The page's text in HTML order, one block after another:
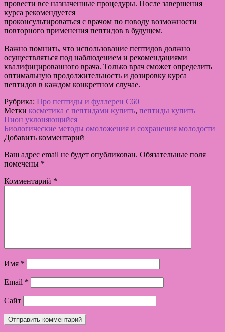
провести все назначенные процедуры. После завершения
курса рекомендуется
проконсультироваться с врачом по поводу возможности
повторного применения пептидов в будущем.
Важно помнить, что использование пептидов должно
осуществляться под наблюдением и рекомендациями
квалифицированного врача. Только врач сможет определить
оптимальную продолжительность и дозировку курса
пептидов в каждом конкретном случае.
Рубрика: Про пептиды и фуллерен C60
Метки косметика с пептидами купить, пептиды купить
Навигация
по
Предыдущая
запись:
Пион уклоняющийся
Следующая
запись:
Биологические методы омоложения и сохранения молодости
Добавить комментарий
Ваш адрес email не будет опубликован. Обязательные поля
помечены *
Комментарий *
Имя *
Email *
Сайт